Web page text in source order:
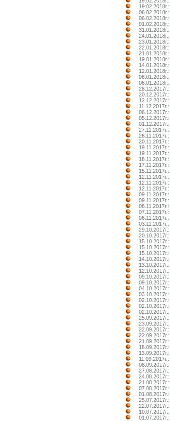
19.02.2018г.:
06.02.2018г.:
06.02.2018г.:
01.02.2018г.:
31.01.2018г.:
24.01.2018г.:
23.01.2018г.:
22.01.2018г.:
21.01.2018г.:
19.01.2018г.:
14.01.2018г.:
12.01.2018г.:
08.01.2018г.:
06.01.2018г.:
28.12.2017г.:
20.12.2017г.:
12.12.2017г.:
11.12.2017г.:
06.12.2017г.:
05.12.2017г.:
01.12.2017г.:
27.11.2017г.:
26.11.2017г.:
20.11.2017г.:
19.11.2017г.:
19.11.2017г.:
18.11.2017г.:
17.11.2017г.:
15.11.2017г.:
12.11.2017г.:
12.11.2017г.:
12.11.2017г.:
09.11.2017г.:
09.11.2017г.:
08.11.2017г.:
07.11.2017г.:
06.11.2017г.:
03.11.2017г.:
29.10.2017г.:
20.10.2017г.:
15.10.2017г.:
15.10.2017г.:
15.10.2017г.:
14.10.2017г.:
13.10.2017г.:
12.10.2017г.:
09.10.2017г.:
09.10.2017г.:
04.10.2017г.:
03.10.2017г.:
02.10.2017г.:
02.10.2017г.:
02.10.2017г.:
25.09.2017г.:
23.09.2017г.:
22.09.2017г.:
22.09.2017г.:
21.09.2017г.:
18.09.2017г.:
13.09.2017г.:
11.09.2017г.:
08.09.2017г.:
27.08.2017г.:
24.08.2017г.:
21.08.2017г.:
07.08.2017г.:
01.08.2017г.:
25.07.2017г.:
22.07.2017г.:
10.07.2017г.:
01.07.2017г.: